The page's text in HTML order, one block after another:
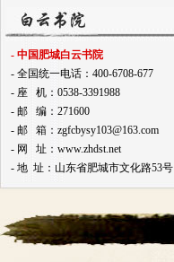
- 中国肥城白云书院
- 全国统一电话：400-6708-677
- 座 机：0538-3391988
- 邮 编：271600
- 邮 箱：zgfcbysy103@163.com
- 网 址：www.zhdst.net
- 地 址：山东省肥城市文化路53号
故里